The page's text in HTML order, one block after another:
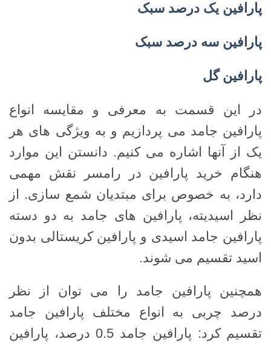
پارافین یک درصد سبک
پارافین سه درصد سبک
پارافین گل
در این قسمت به معرفی و مقایسه انواع
پارافین جامد می پردازیم و به ویژگی های هر
یک از آنها اشاره می کنیم. دانستن این موارد
هنگام خرید پارافین در رامسر نقش مهمی
دارد، به خصوص برای مبتدیان شمع سازی. از
نظر اسیدیته، پارافین های جامد به دو دسته
پارافین جامد اسیدی و پارافین کریستالی بدون
اسید تقسیم می شوند.
همچنین پارافین جامد را می توان از نظر
درصد چربی به انواع مختلف پارافین جامد
تقسیم کرد: پارافین جامد 0.5 درصد، پارافین